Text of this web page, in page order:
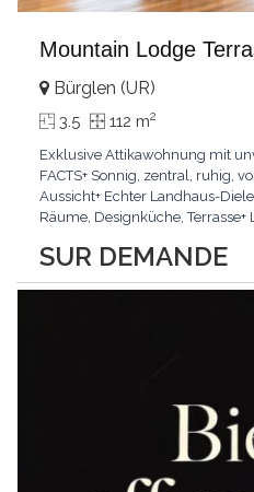
Mountain Lodge
SUR DEMANDE
Bürglen (UR)
3.5 112 m2
Exklusive Attikawohnung mit
FACTS+ Sonnig, zentral, ruhig,
Aussicht+ Echter Landhaus-
Räume, Designküche,
ArchitekturKLARTEXT:
hochwertig mit